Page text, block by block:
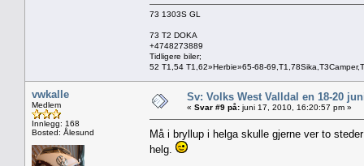
73 1303S GL
73 T2 DOKA
+4748273889
Tidligere biler;
52 T1,54 T1,62»Herbie»65-68-
vwkalle
Medlem
Innlegg: 168
Bosted: Ålesund
Sv: Volks West Valldal en 18-20
« Svar #9 på: juni 17, 2010, 16:20:57 pm »
Må i bryllup i helga skulle gjerne ver to
helg.